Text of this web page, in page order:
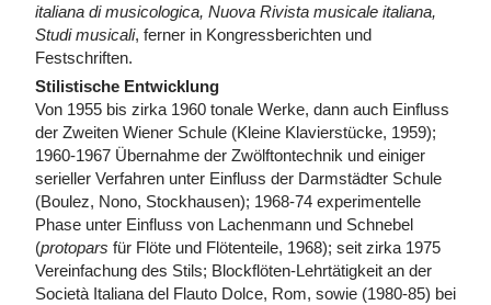
italiana di musicologica, Nuova Rivista musicale italiana,
Studi musicali, ferner in Kongressberichten und
Festschriften.
Stilistische Entwicklung
Von 1955 bis zirka 1960 tonale Werke, dann auch Einfluss
der Zweiten Wiener Schule (Kleine Klavierstücke, 1959);
1960-1967 Übernahme der Zwölftontechnik und einiger
serieller Verfahren unter Einfluss der Darmstädter Schule
(Boulez, Nono, Stockhausen); 1968-74 experimentelle
Phase unter Einfluss von Lachenmann und Schnebel
(protopars für Flöte und Flötenteile, 1968); seit zirka 1975
Vereinfachung des Stils; Blockflöten-Lehrtätigkeit an der
Società Italiana del Flauto Dolce, Rom, sowie (1980-85) bei